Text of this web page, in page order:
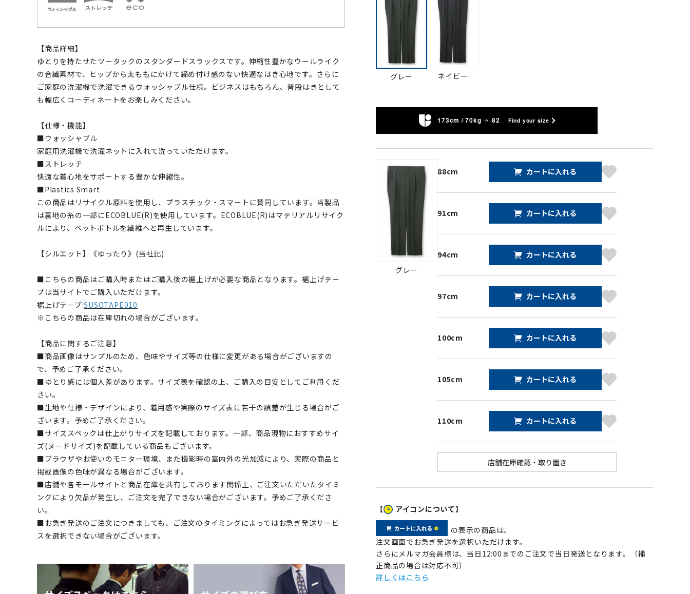
【商品詳細】
ゆとりを持たせたツータックのスタンダードスラックスです。伸縮性豊かなウールライク
の合繊素材で、ヒップから太ももにかけて締め付け感のない快適なはき心地です。さらに
ご家庭の洗濯機で洗濯できるウォッシャブル仕様。ビジネスはもちろん、普段はきとして
も幅広くコーディネートをお楽しみください。
【仕様・機能】
■ウォッシャブル
家庭用洗濯機で洗濯ネットに入れて洗っていただけます。
■ストレッチ
快適な着心地をサポートする豊かな伸縮性。
■Plastics Smart
この商品はリサイクル原料を使用し、プラスチック・スマートに賛同しています。当製品
は裏地の糸の一部にECOBLUE(R)を使用しています。ECOBLUE(R)はマテリアルリサイク
ルにより、ペットボトルを繊維へと再生しています。
【シルエット】《ゆったり》(当社比)
■こちらの商品はご購入時またはご購入後の裾上げが必要な商品となります。裾上げテー
プは当サイトでご購入いただけます。
裾上げテープ:SUSOTAPE010
※こちらの商品は在庫切れの場合がございます。
【商品に関するご注意】
■商品画像はサンプルのため、色味やサイズ等の仕様に変更がある場合がございますの
で、予めご了承ください。
■ゆとり感には個人差があります。サイズ表を確認の上、ご購入の目安としてご利用くだ
さい。
■生地や仕様・デザインにより、着用感や実際のサイズ表に若干の誤差が生じる場合がご
ざいます。予めご了承ください。
■サイズスペックは仕上がりサイズを記載しております。一部、商品現物におすすめサイ
ズ(ヌードサイズ)を記載している商品もございます。
■ブラウザやお使いのモニター環境、また撮影時の室内外の光加減により、実際の商品と
掲載画像の色味が異なる場合がございます。
■店舗や各モールサイトと商品在庫を共有しております関係上、ご注文いただいたタイミ
ングにより欠品が発生し、ご注文を完了できない場合がございます。予めご了承くださ
い。
■お急ぎ発送のご注文につきましても、ご注文のタイミングによってはお急ぎ発送サービ
スを選択できない場合がございます。
グレー ネイビー
173cm / 70kg 82 Find your size
グレー
88cm カートに入れる
91cm カートに入れる
94cm カートに入れる
97cm カートに入れる
100cm カートに入れる
105cm カートに入れる
110cm カートに入れる
【 アイコンについて】
の表示の商品は、
注文画面でお急ぎ発送を選択いただけます。
さらにメルマガ会員様は、当日12:00までのご注文で当日発送となります。（補
正商品の場合は対応不可）
詳しくはこちら